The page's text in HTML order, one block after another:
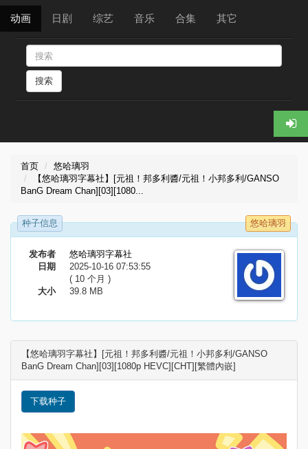
动画 日剧 综艺 音乐 合集 其它
搜索
首页
悠哈璃羽
【悠哈璃羽字幕社】[元祖！邦多利醬/元祖！小邦多利/GANSO
BanG Dream Chan][03][1080...
种子信息 悠哈璃羽
发布者
悠哈璃羽字幕社
日期
2025-10-16 07:53:55
( 10 个月 )
大小
39.8 MB
【悠哈璃羽字幕社】[元祖！邦多利醬/元祖！小邦多利/GANSO
BanG Dream Chan][03][1080p HEVC][CHT][繁體內嵌]
下载种子